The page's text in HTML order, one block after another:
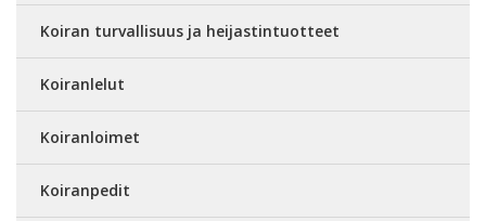
Koiran turvallisuus ja heijastintuotteet
Koiranlelut
Koiranloimet
Koiranpedit